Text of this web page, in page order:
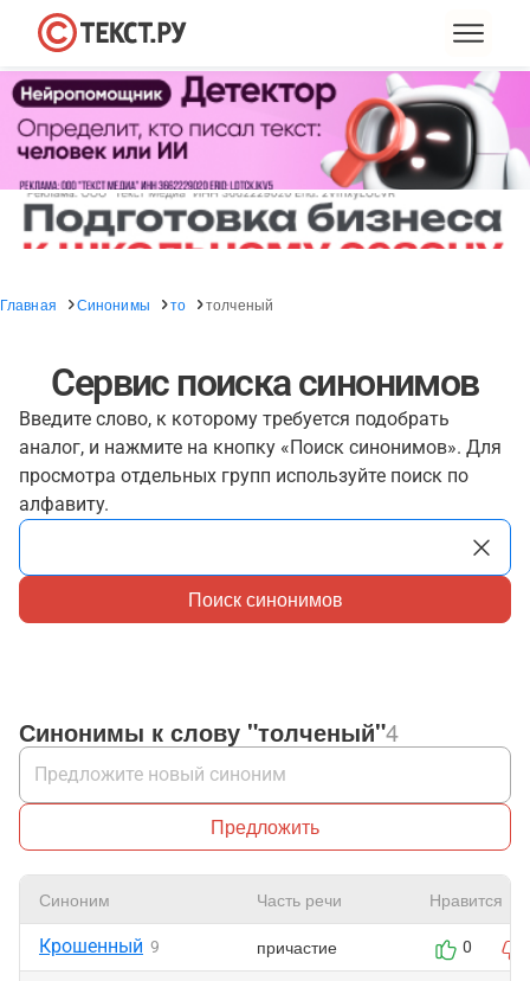
Главная Синонимы то толченый
Сервис поиска синонимов
Введите слово, к которому требуется подобрать
аналог, и нажмите на кнопку «Поиск синонимов». Для
просмотра отдельных групп используйте поиск по
алфавиту.
Поиск синонимов
Синонимы к слову "толченый"4
Предложить
Синоним Часть речи Нравится
Крошенный 9 причастие 0